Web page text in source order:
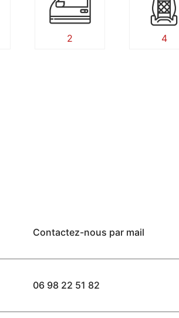
2 4
Contactez-nous par mail
06 98 22 51 82